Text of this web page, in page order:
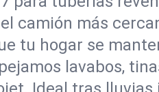
camión más
tu hogar se
lavabos,